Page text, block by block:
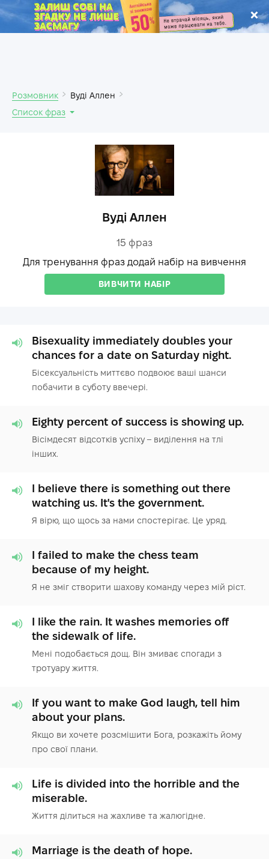
.
Розмовник
Вуді Аллен
Список фраз
Вуді Аллен
15 фраз
Для тренування фраз додай набір на вивчення
ВИВЧИТИ НАБІР
Bisexuality immediately doubles your
chances for a date on Saturday night.
Бісексуальність миттєво подвоює ваші шанси
побачити в суботу ввечері.
Eighty percent of success is showing up.
Вісімдесят відсотків успіху – виділення на тлі
інших.
I believe there is something out there
watching us. It's the government.
Я вірю, що щось за нами спостерігає. Це уряд.
I failed to make the chess team
because of my height.
Я не зміг створити шахову команду через мій ріст.
I like the rain. It washes memories off
the sidewalk of life.
Мені подобається дощ. Він змиває спогади з
тротуару життя.
If you want to make God laugh, tell him
about your plans.
Якщо ви хочете розсмішити Бога, розкажіть йому
про свої плани.
Life is divided into the horrible and the
miserable.
Життя ділиться на жахливе та жалюгідне.
Marriage is the death of hope.